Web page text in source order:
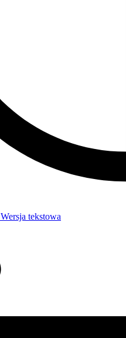
Wersja tekstowa